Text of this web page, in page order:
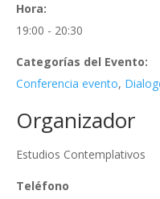
Hora:
19:00 - 20:30
Categorías del Evento:
Conferencia evento,
Organizador
Estudios Contemplativos
Teléfono